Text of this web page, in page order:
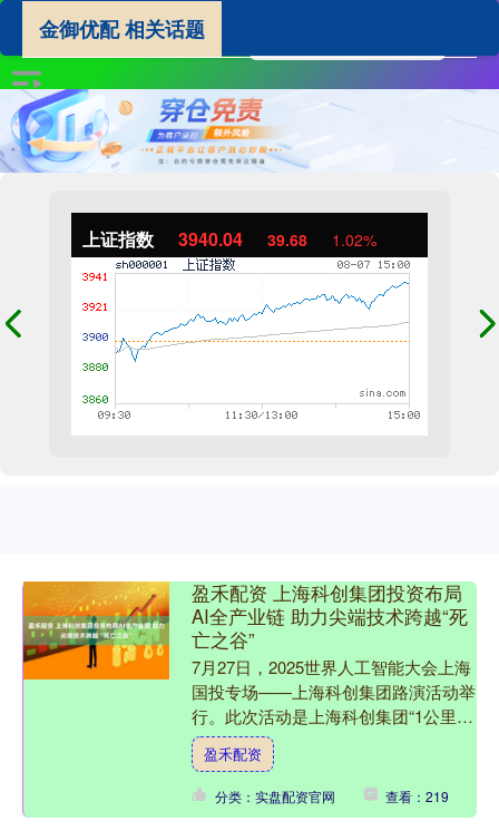
上证指数 3940.04 39.68 1.02%
金御优配 相关话题
盈禾配资 上海科创集团投资布局
AI全产业链 助力尖端技术跨越“死
亡之谷”
7月27日，2025世界人工智能大会上海
国投专场——上海科创集团路演活动举
行。此次活动是上海科创集团“1公里加
油计划”的重要组成部分，为科研成果
从实验室“最初一....
盈禾配资
分类：实盘配资官网 查看：219